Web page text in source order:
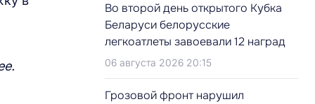
Во второй день открытого Кубка
Беларуси белорусские
легкоатлеты завоевали 12 наград
06 августа 2026 20:15
Грозовой фронт нарушил